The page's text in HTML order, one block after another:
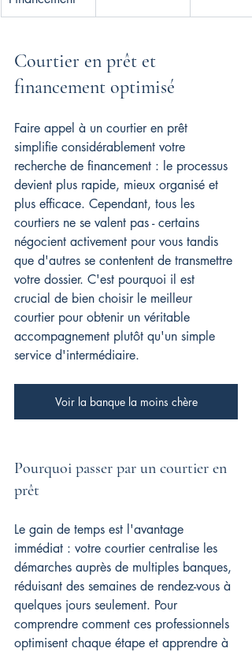
Courtier en prêt et
financement optimisé
Faire appel à un courtier en prêt
simplifie considérablement votre
recherche de financement : le processus
devient plus rapide, mieux organisé et
plus efficace. Cependant, tous les
courtiers ne se valent pas - certains
négocient activement pour vous tandis
que d'autres se contentent de transmettre
votre dossier. C'est pourquoi il est
crucial de bien choisir le meilleur
courtier pour obtenir un véritable
accompagnement plutôt qu'un simple
service d'intermédiaire.
Voir la banque la moins chère
Pourquoi passer par un courtier en
prêt
Le gain de temps est l'avantage
immédiat : votre courtier centralise les
démarches auprès de multiples banques,
réduisant des semaines de rendez-vous à
quelques jours seulement. Pour
comprendre comment ces professionnels
optimisent chaque étape et apprendre à